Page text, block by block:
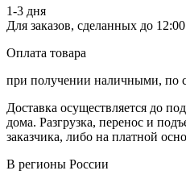
1-3 дня
Для заказов, сделанных до
Оплата товара
при получении наличными, по
Доставка осуществляется до
дома. Разгрузка, перенос и
заказчика, либо на платной
В регионы России